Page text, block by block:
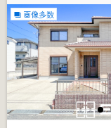
画像多数